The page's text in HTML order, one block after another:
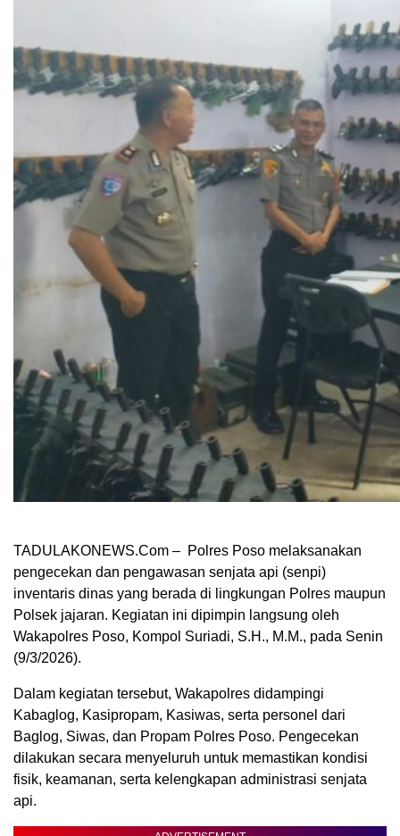
TADULAKONEWS.Com – Polres Poso melaksanakan
pengecekan dan pengawasan senjata api (senpi)
inventaris dinas yang berada di lingkungan Polres maupun
Polsek jajaran. Kegiatan ini dipimpin langsung oleh
Wakapolres Poso, Kompol Suriadi, S.H., M.M., pada Senin
(9/3/2026).
Dalam kegiatan tersebut, Wakapolres didampingi
Kabaglog, Kasipropam, Kasiwas, serta personel dari
Baglog, Siwas, dan Propam Polres Poso. Pengecekan
dilakukan secara menyeluruh untuk memastikan kondisi
fisik, keamanan, serta kelengkapan administrasi senjata
api.